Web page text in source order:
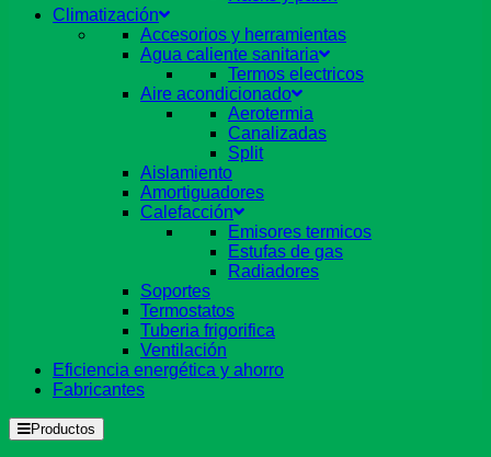
Climatización
Accesorios y herramientas
Agua caliente sanitaria
Termos electricos
Aire acondicionado
Aerotermia
Canalizadas
Split
Aislamiento
Amortiguadores
Calefacción
Emisores termicos
Estufas de gas
Radiadores
Soportes
Termostatos
Tuberia frigorifica
Ventilación
Eficiencia energética y ahorro
Fabricantes
Productos